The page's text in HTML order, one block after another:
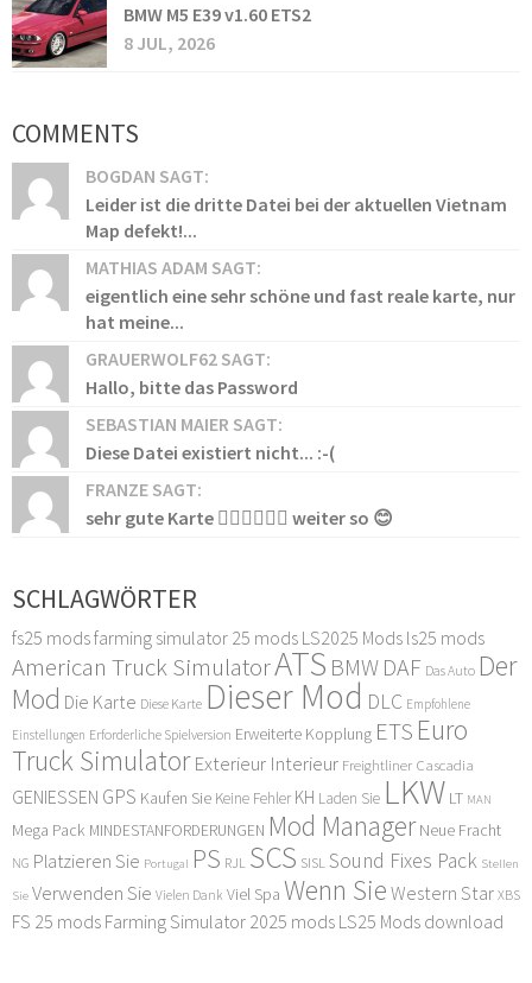
BMW M5 E39 v1.60 ETS2
8 JUL, 2026
COMMENTS
BOGDAN SAGT:
Leider ist die dritte Datei bei der aktuellen Vietnam
Map defekt!...
MATHIAS ADAM SAGT:
eigentlich eine sehr schöne und fast reale karte, nur
hat meine...
GRAUERWOLF62 SAGT:
Hallo, bitte das Password
SEBASTIAN MAIER SAGT:
Diese Datei existiert nicht... :-(
FRANZE SAGT:
sehr gute Karte 👍🏻👍🏻👍🏻 weiter so 😊
SCHLAGWÖRTER
fs25 modsfarming simulator 25 mods LS2025 Mods ls25 mods
American Truck SimulatorATS BMW DAF Das Auto Der
Mod Die Karte Diese Karte Dieser Mod DLC Empfohlene
Einstellungen Erforderliche Spielversion Erweiterte Kopplung ETS Euro
Truck Simulator Exterieur Interieur Freightliner Cascadia
GENIESSEN GPS Kaufen Sie Keine Fehler KH Laden Sie LKW LT MAN
Mega Pack MINDESTANFORDERUNGEN Mod Manager Neue Fracht
NG Platzieren Sie Portugal PS RJL SCS SISL Sound Fixes Pack Stellen
Sie Verwenden Sie Vielen Dank Viel Spa Wenn Sie Western Star XBS
FS 25 mods Farming Simulator 2025 mods LS25 Mods download